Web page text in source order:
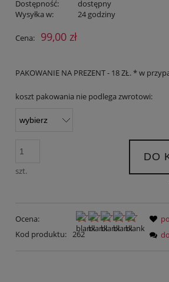
Dostępność:
dostępny
Wysyłka w:
24 godziny
Cena: 99,00 zł
PAKOWANIE NA PREZENT - 18 ZŁ. * w
koszt pakowania nie podlega zwrotowi:
szt.
DO
Ocena:
Kod produktu: 262